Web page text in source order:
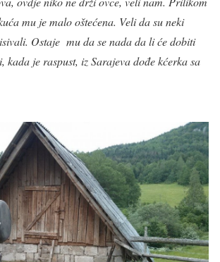
mu je malo oštećena. Veli da su neki
Ostaje mu da se nada da li će dobiti
kada je raspust, iz Sarajeva dođe kćerka sa